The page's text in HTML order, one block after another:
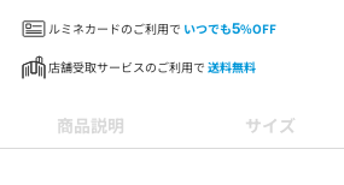
ルミネカードのご利用で いつでも5%OFF
店舗受取サービスのご利用で 送料無料
商品説明 サイズ